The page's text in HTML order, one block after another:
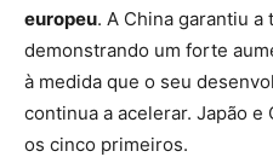
europeu. A China garantiu a
demonstrando um forte
à medida que o seu
continua a acelerar. Japão
os cinco primeiros.